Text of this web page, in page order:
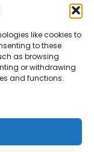
like cookies to
to these
as browsing
or withdrawing
and functions.